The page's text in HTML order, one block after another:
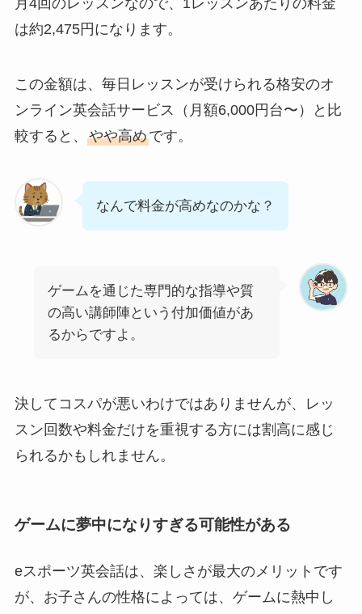
月4回のレッスンなので、1レッスンあたりの料金
は約2,475円になります。
この金額は、毎日レッスンが受けられる格安のオ
ンライン英会話サービス（月額6,000円台〜）と比
較すると、 やや高めです。
なんで料金が高めなのかな？
ゲームを通じた専門的な指導や質
の高い講師陣という付加価値があ
るからですよ。
決してコスパが悪いわけではありませんが、レッ
スン回数や料金だけを重視する方には割高に感じ
られるかもしれません。
ゲームに夢中になりすぎる可能性がある
eスポーツ英会話は、楽しさが最大のメリットです
が、お子さんの性格によっては、ゲームに熱中し